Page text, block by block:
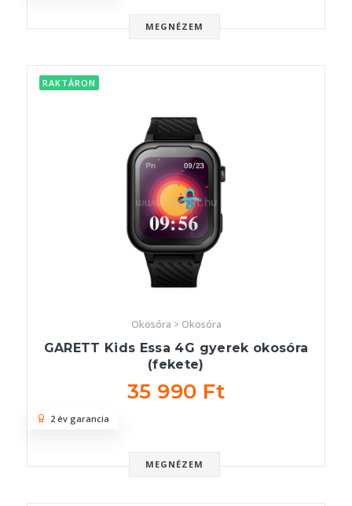
MEGNÉZEM
RAKTÁRON
Okosóra > Okosóra
GARETT Kids Essa 4G gyerek okosóra
(fekete)
35 990 Ft
MEGNÉZEM
2 év garancia